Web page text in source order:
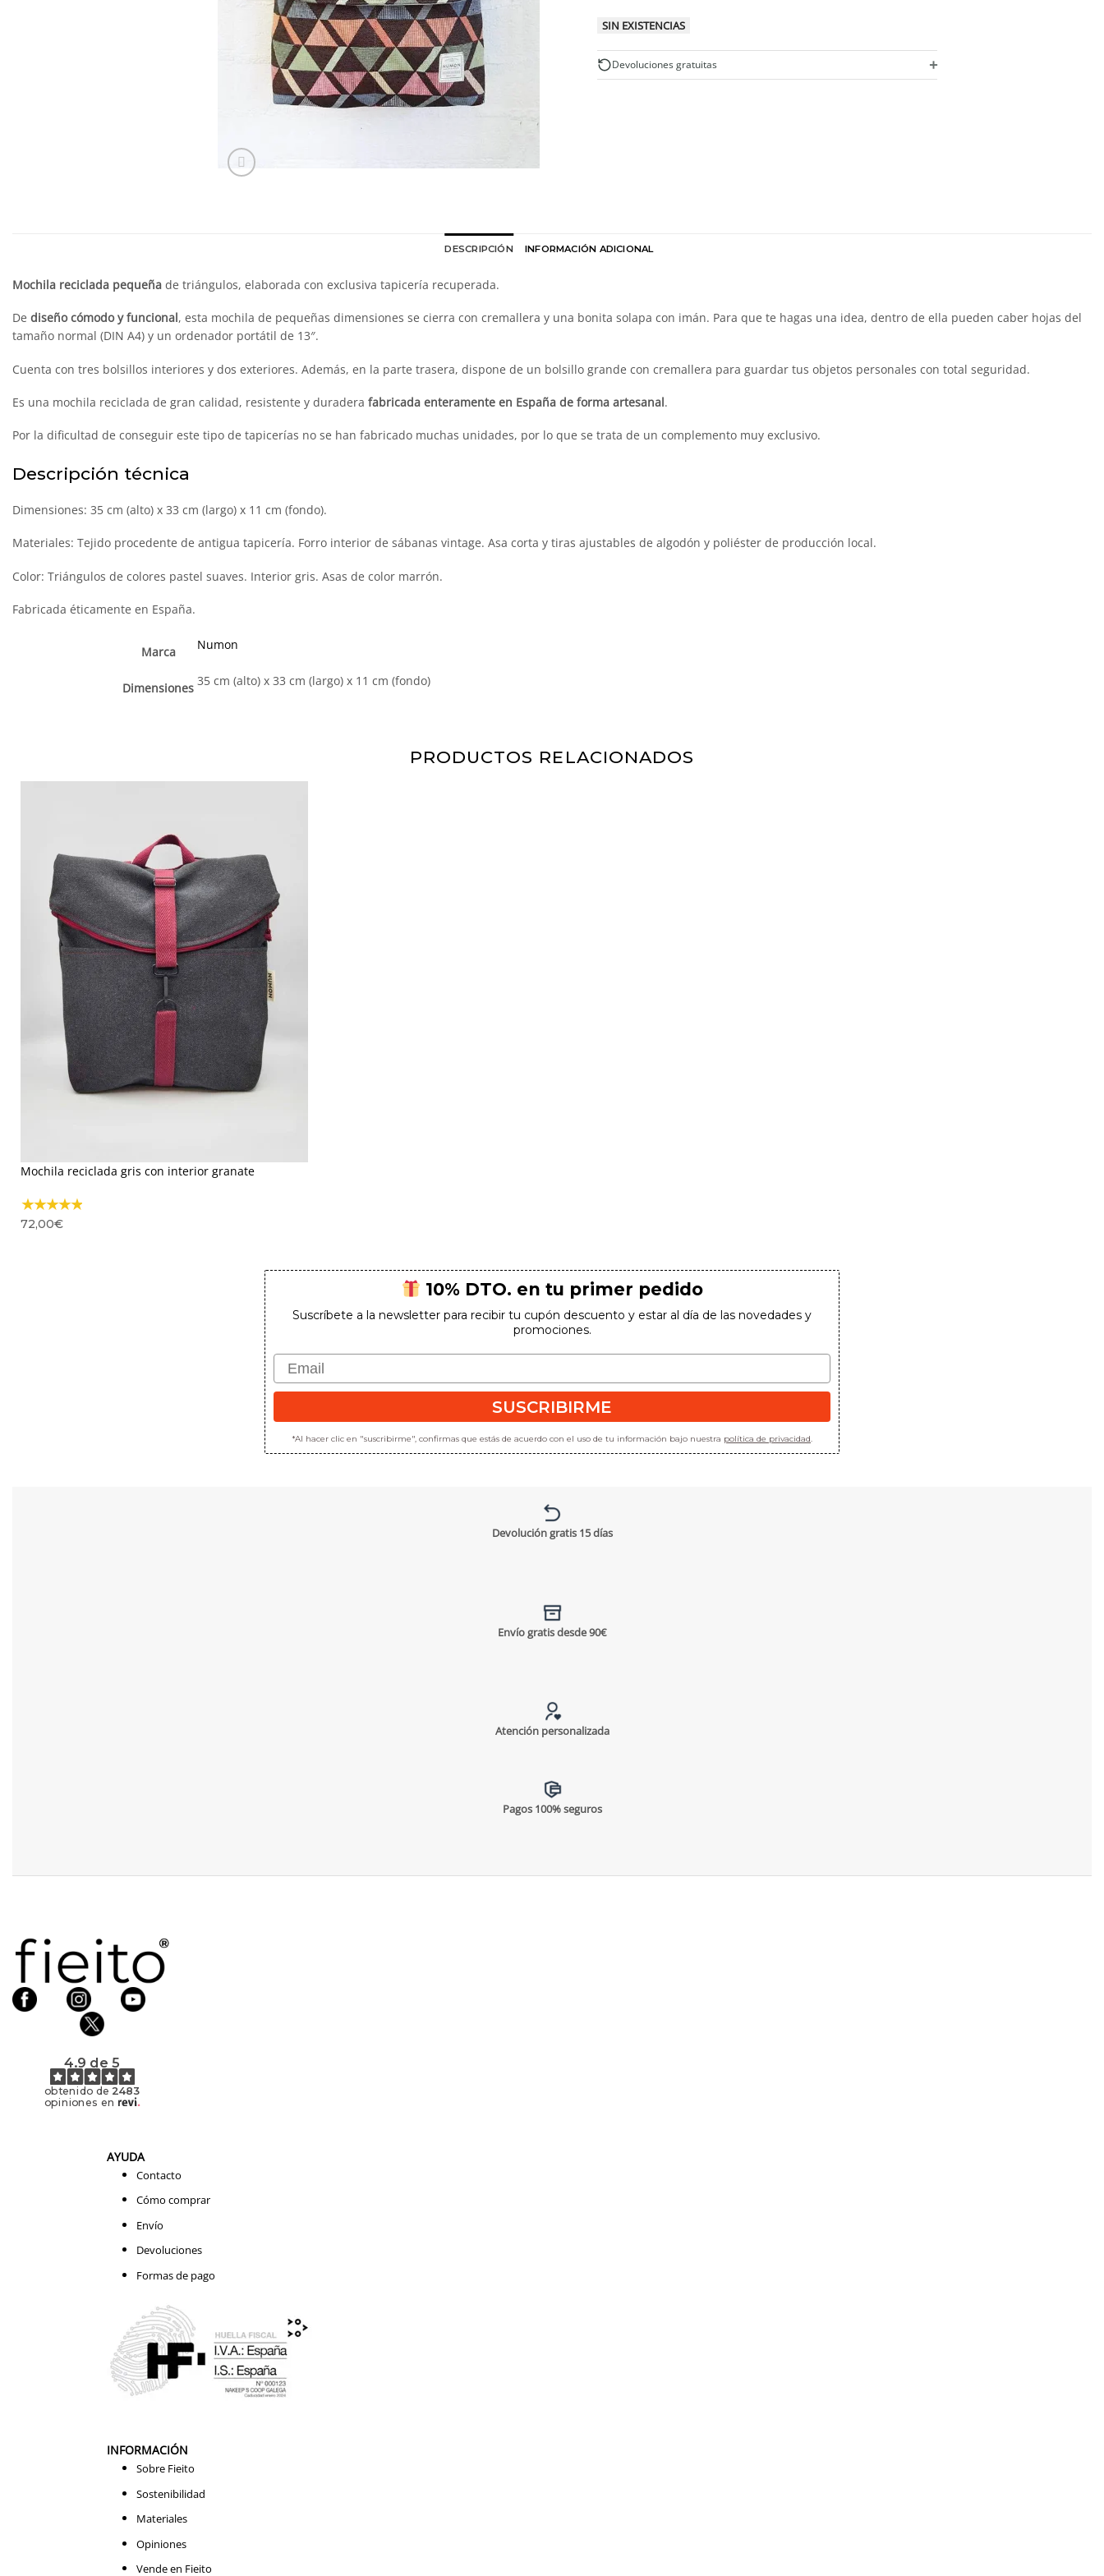
SIN EXISTENCIAS
Devoluciones gratuitas +
DESCRIPCIÓN INFORMACIÓN ADICIONAL
Mochila reciclada pequeña de triángulos, elaborada con exclusiva tapicería recuperada.
De diseño cómodo y funcional, esta mochila de pequeñas dimensiones se cierra con cremallera y una bonita solapa con imán. Para que te hagas una idea, dentro de ella pueden caber hojas del
tamaño normal (DIN A4) y un ordenador portátil de 13″.
Cuenta con tres bolsillos interiores y dos exteriores. Además, en la parte trasera, dispone de un bolsillo grande con cremallera para guardar tus objetos personales con total seguridad.
Es una mochila reciclada de gran calidad, resistente y duradera fabricada enteramente en España de forma artesanal.
Por la dificultad de conseguir este tipo de tapicerías no se han fabricado muchas unidades, por lo que se trata de un complemento muy exclusivo.
Descripción técnica
Dimensiones: 35 cm (alto) x 33 cm (largo) x 11 cm (fondo).
Materiales: Tejido procedente de antigua tapicería. Forro interior de sábanas vintage. Asa corta y tiras ajustables de algodón y poliéster de producción local.
Color: Triángulos de colores pastel suaves. Interior gris. Asas de color marrón.
Fabricada éticamente en España.
Marca Numon
Dimensiones 35 cm (alto) x 33 cm (largo) x 11 cm (fondo)
PRODUCTOS RELACIONADOS
Mochila reciclada gris con interior granate
72,00€
10% DTO. en tu primer pedido
Suscríbete a la newsletter para recibir tu cupón descuento y estar al día de las novedades y
promociones.
Email
SUSCRIBIRME
*Al hacer clic en "suscribirme", confirmas que estás de acuerdo con el uso de tu información bajo nuestra política de privacidad.
Devolución gratis 15 días
Envío gratis desde 90€
Atención personalizada
Pagos 100% seguros
4.9 de 5
obtenido de 2483
opiniones en
AYUDA
Contacto
Cómo comprar
Envío
Devoluciones
Formas de pago
INFORMACIÓN
Sobre Fieito
Sostenibilidad
Materiales
Opiniones
Vende en Fieito